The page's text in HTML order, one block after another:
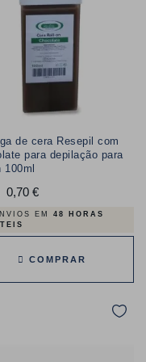
de cera Resepil com
para depilação para
100ml
0,70 €Preço
EM 48 HORAS
COMPRAR